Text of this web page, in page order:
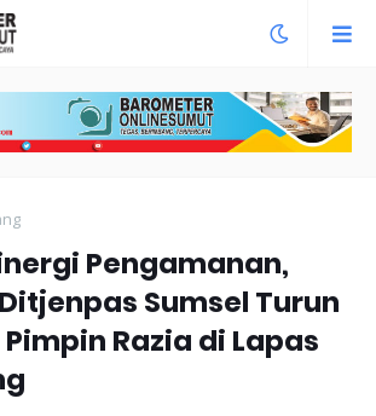
Pengamanan,
Sumsel Turun
Razia di Lapas